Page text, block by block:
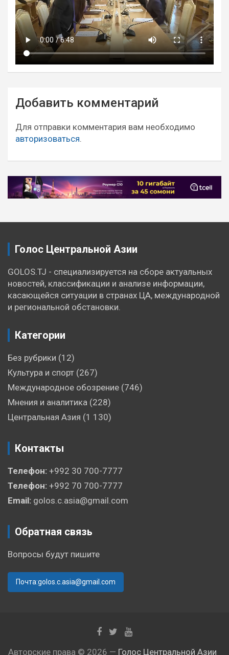
Навигация
по
записям
Добавить комментарий
Для отправки комментария вам необходимо
авторизоваться.
Голос Центральной Азии
GOLOS.TJ - специализируется на сборе актуальных
новостей, классификации и анализе информации,
касающейся ситуации в странах ЦА, международной
и региональной обстановки.
Категории
Без рубрики (12)
Культура и спорт (267)
Международное обозрение (746)
Мнения и аналитика (228)
Центральная Азия (1 130)
Контакты
Телефон: +992 30 700-7777
Телефон: +992 70 700-7777
Email: golos.c.asia@gmail.com
Обратная связь
Вопросы будут пишите
Почта:golos.c.asia@gmail.com
Авторские права © 2026 — Голос Центральной Азии